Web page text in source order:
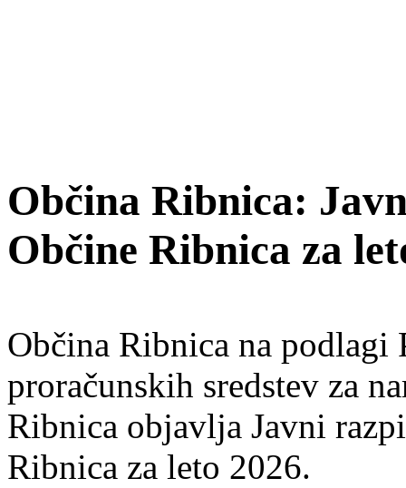
Občina Ribnica:
Občine Ribnica za
Občina Ribnica na
proračunskih sredstev za
Ribnica objavlja Javni
Ribnica za leto 2026.